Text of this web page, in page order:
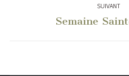
:
SUIVANT
Article
Semaine